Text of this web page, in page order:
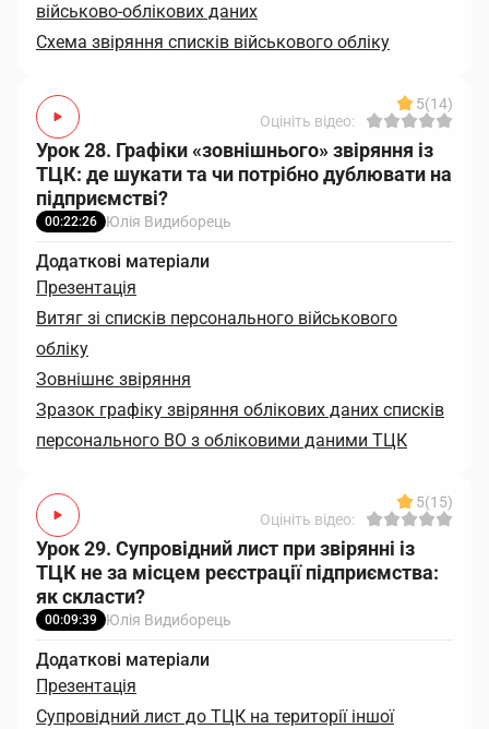
військово-облікових даних
Схема звіряння списків військового обліку
5(14)
Оцініть відео:
Урок 28. Графіки «зовнішнього» звіряння із
ТЦК: де шукати та чи потрібно дублювати на
підприємстві?
00:22:26 Юлія Видиборець
Додаткові матеріали
Презентація
Витяг зі списків персонального військового
обліку
Зовнішнє звіряння
Зразок графіку звіряння облікових даних списків
персонального ВО з обліковими даними ТЦК
5(15)
Оцініть відео:
Урок 29. Супровідний лист при звірянні із
ТЦК не за місцем реєстрації підприємства:
як скласти?
00:09:39 Юлія Видиборець
Додаткові матеріали
Презентація
Супровідний лист до ТЦК на території іншої